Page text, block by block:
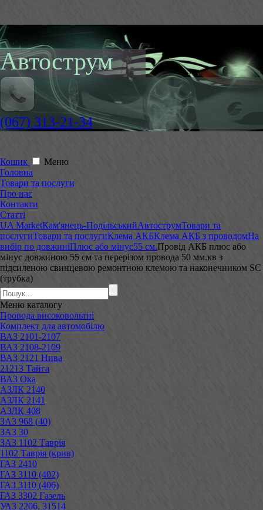
Автострум
(067) 313-21-34
Кошик
Меню
Головна
Товари та послуги
Про нас
Контакти
Статті
UA MarketКам'янець-ПодільськийАвтострумТовари та
послугиТовари та послугиКлема АКБКлема АКБ з проводомНа
вибір по довжиніПлюс або мінус55 см.Провід АКБ плюс або
мінус довжиною 55 см та перерізом провода 50 мм.кв з
підсиленою свинцевою ремонтною клемою та наконечником SC
(трубка)
Меню каталогу
Провода високовольтні
Комплект для автомобілю
ВАЗ 2101-2107
ВАЗ 2108-2109
ВАЗ 2121 Нива
21213 Тайга
ВАЗ Ока
АЗЛК 2140
АЗЛК 2141
АЗЛК 408
ЗАЗ 968 (40)
ЗАЗ 30
ЗАЗ 1102 Таврія
1102 Таврія (крив)
ГАЗ 2410
ГАЗ 3110 (402)
ГАЗ 3110 (406)
ГАЗ 3302 Газель
УАЗ 2206, 31514